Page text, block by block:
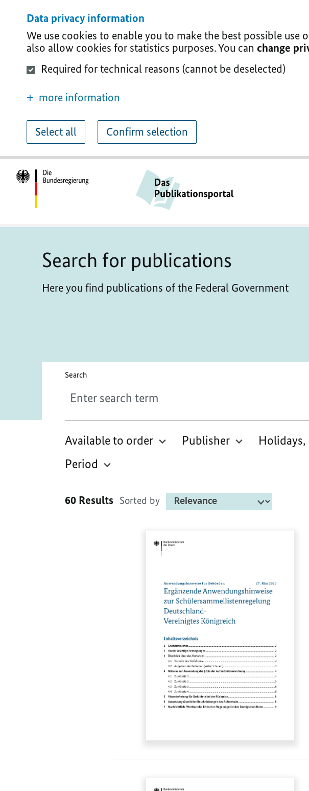
Data privacy information
We use cookies to enable you to make the best possible use
also allow cookies for statistics purposes. You can change
Required for technical reasons (cannot be deselected)
more information
Select all Confirm selection
Search for publications
Here you find publications of the Federal Government
Search
Available to order Publisher Holidays,
Period
60 Results Sorted by